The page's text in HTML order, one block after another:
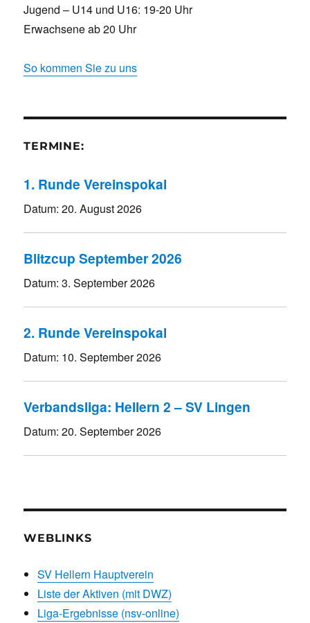
Jugend – U14 und U16: 19-20 Uhr
Erwachsene ab 20 Uhr
So kommen Sie zu uns
TERMINE:
1. Runde Vereinspokal
Datum:20. August 2026
Blitzcup September 2026
Datum:3. September 2026
2. Runde Vereinspokal
Datum: 10. September 2026
Verbandsliga: Hellern 2 – SV Lingen
Datum:20. September 2026
WEBLINKS
SV Hellern Hauptverein
Liste der Aktiven (mit DWZ)
Liga-Ergebnisse (nsv-online)